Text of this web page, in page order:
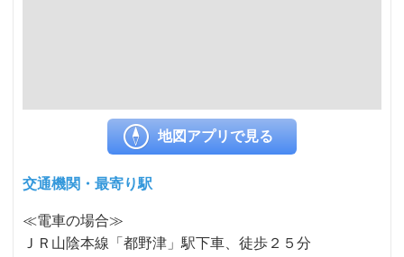
地図アプリで見る
交通機関・最寄り駅
≪電車の場合≫
ＪＲ山陰本線「都野津」駅下車、徒歩２５分